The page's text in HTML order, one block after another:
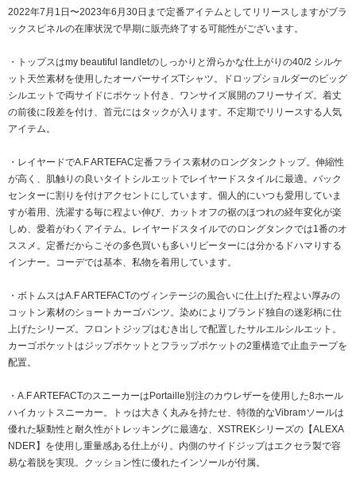
2022年7月1日〜2023年6月30日まで定番アイテムとしてリリースしますがブラ
ックスピネルの在庫状況で早期に販売終了する可能性がございます。
・トップスはmy beautiful landletのしっかりと滑らかな仕上がりの40/2 シルケ
ット天竺素材を使用したオーバーサイズTシャツ。ドロップショルダーのビッグ
シルエットで両サイドにポケット付き、ワンサイズ展開のフリーサイズ。着丈
の前後に段差を付け、首元にはタックが入ります。不定期でリリースする人気
アイテム。
・レイヤードでA.F ARTEFAC定番フライス素材のロングタンクトップ。伸縮性
が高く、肌触りの良いタイトシルエットでレイヤードスタイルに最適。バック
センターに割りを付けアクセントにしています。個人的にいつも愛用していま
すが着用、洗濯する毎に程よい伸び、カットオフの裾のほつれの経年変化が楽
しめ、愛着がわくアイテム。レイヤードスタイルでのロングタンクでは1番のオ
ススメ。定番だからこその多色買いも多いリピーターには分かるドハマりする
インナー。コーデでは基本、私物を着用しています。
・ボトムスはA.F ARTEFACTのヴィンテージの風合いに仕上げた程よい厚みの
コットン素材のショートカーゴパンツ。染めによりブランド独自の迷彩柄に仕
上げたシリーズ。フロントジップはむき出しで配置したサルエルシルエット。
カーゴポケットはジップポケットとフラップポケットの2重構造で止血テープを
配置。
・A.F ARTEFACTのスニーカーはPortaille別注のカウレザーを使用した8ホール
ハイカットスニーカー。トゥは大きく丸みを持たせ、特徴的なVibramソールは
優れた駆動性と耐久性がトレッキングに最適な、XSTREKシリーズの【ALEXA
NDER】を使用し重量感ある仕上がり。内側のサイドジップはエクセラ製で容
易な着脱を実現。クッション性に優れたインソールが付属。